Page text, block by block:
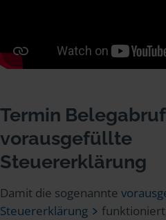
Termin
vorausgefüllte
Steuererklärung
Damit die sogenannte
Steuererklärung